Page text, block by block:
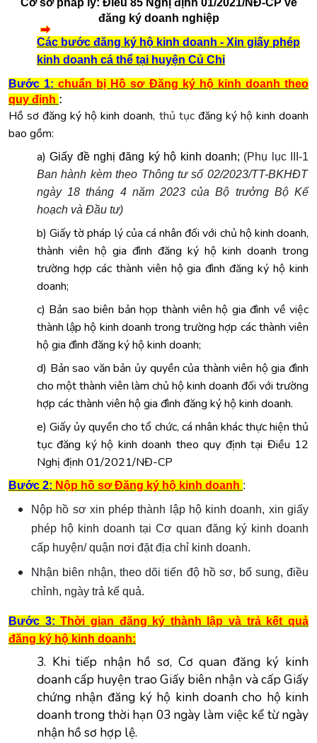
Cơ sở pháp lý: Điều 85 Nghị định 01/2021/NĐ-CP về
đăng ký doanh nghiệp
Các bước đăng ký hộ kinh doanh - Xin giấy phép
kinh doanh cá thể tại huyện Củ Chi
Bước 1: chuẩn bị Hồ sơ Đăng ký hộ kinh doanh theo
quy định :
Hồ sơ đăng ký hộ kinh doanh, thủ tục đăng ký hộ kinh doanh
bao gồm:
a)Giấy đề nghị đăng ký hộ kinh doanh; (Phụ lục III-1
Ban hành kèm theo Thông tư số 02/2023/TT-BKHĐT
ngày 18 tháng 4 năm 2023 của Bộ trưởng Bộ Kế
hoạch và Đầu tư)
b) Giấy tờ pháp lý của cá nhân đối với chủ hộ kinh doanh,
thành viên hộ gia đình đăng ký hộ kinh doanh trong
trường hợp các thành viên hộ gia đình đăng ký hộ kinh
doanh;
c) Bản sao biên bản họp thành viên hộ gia đình về việc
thành lập hộ kinh doanh trong trường hợp các thành viên
hộ gia đình đăng ký hộ kinh doanh;
d) Bản sao văn bản ủy quyền của thành viên hộ gia đình
cho một thành viên làm chủ hộ kinh doanh đối với trường
hợp các thành viên hộ gia đình đăng ký hộ kinh doanh.
e) Giấy ủy quyền cho tổ chức, cá nhân khác thực hiện thủ
tục đăng ký hộ kinh doanh theo quy định tại Điều 12
Nghị định 01/2021/NĐ-CP
Bước 2: Nộp hồ sơ Đăng ký hộ kinh doanh :
Nộp hồ sơ xin phép thành lập hộ kinh doanh, xin giấy
phép hộ kinh doanh tại Cơ quan đăng ký kinh doanh
cấp huyện/ quận nơi đặt địa chỉ kinh doanh.
Nhận biên nhận, theo dõi tiến độ hồ sơ, bổ sung, điều
chỉnh, ngày trả kế quả.
Bước 3: Thời gian đăng ký thành lập và trả kết quả
đăng ký hộ kinh doanh:
3. Khi tiếp nhận hồ sơ, Cơ quan đăng ký kinh
doanh cấp huyện trao Giấy biên nhận và cấp Giấy
chứng nhận đăng ký hộ kinh doanh cho hộ kinh
doanh trong thời hạn 03 ngày làm việc kể từ ngày
nhận hồ sơ hợp lệ.